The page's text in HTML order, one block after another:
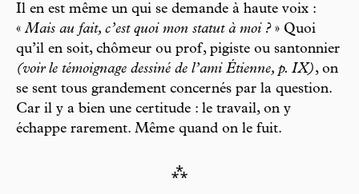
Il en est même un qui se demande à haute voix :
«Mais au fait, c’est quoi mon statut à moi ?» Quoi
qu’il en soit, chômeur ou prof, pigiste ou santonnier
(voir le témoignage dessiné de l’ami Étienne, p. IX), on
se sent tous grandement concernés par la question.
Car il y a bien une certitude : le travail, on y
échappe rarement. Même quand on le fuit.
⁂